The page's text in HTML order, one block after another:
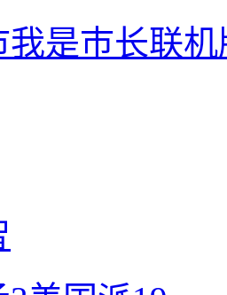
我是巿长联机